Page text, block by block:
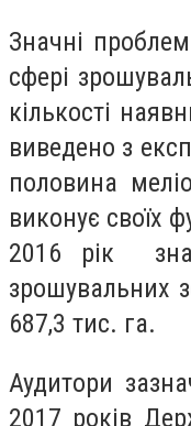
Значні
сфері
кількості
виведено з
половина
виконує своїх
2016 рік
зрошувальних
687,3 тис. га.
Аудитори
2017 років